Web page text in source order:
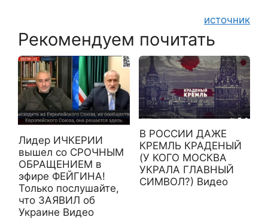
источник
Рекомендуем почитать
Лидер ИЧКЕРИИ
вышел со СРОЧНЫМ
ОБРАЩЕНИЕМ в
эфире ФЕЙГИНА!
Только послушайте,
что ЗАЯВИЛ об
Украине Видео
В РОССИИ ДАЖЕ
КРЕМЛЬ КРАДЕНЫЙ
(У КОГО МОСКВА
УКРАЛА ГЛАВНЫЙ
СИМВОЛ?) Видео